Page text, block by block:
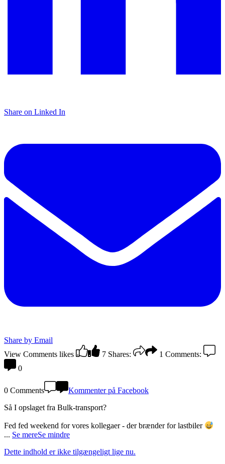
Share on Linked In
Share by Email
View Comments likes 7 Shares: 1 Comments:
0
0 Comments
Kommenter på Facebook
Så I opslaget fra Bulk-transport?
Fed fed weekend for vores kollegaer - der brænder for lastbiler
... Se mereSe mindre
Dette indhold er ikke tilgængeligt lige nu.